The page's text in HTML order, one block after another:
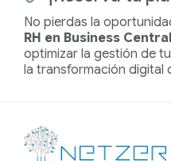
No pierdas la
RH en Business Central
optimizar la gestión de
la transformación digital